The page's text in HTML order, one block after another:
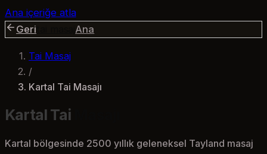
Ana içeriğe atla
Geri
Ana
Tai Masaj
/
Kartal Tai Masajı
Kartal Tai
Kartal bölgesinde 2500 yıllık geleneksel Tayland masaj